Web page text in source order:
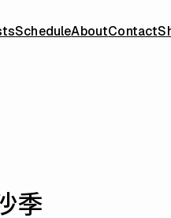
ScheduleAboutContact
季